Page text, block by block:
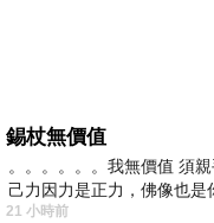
錫杖無價值
。。。。。。我無價值 須
己力因力是正力，佛像也是
21 小時前